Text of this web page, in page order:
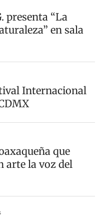
presenta “La
en sala
Internacional
que
arte la voz del